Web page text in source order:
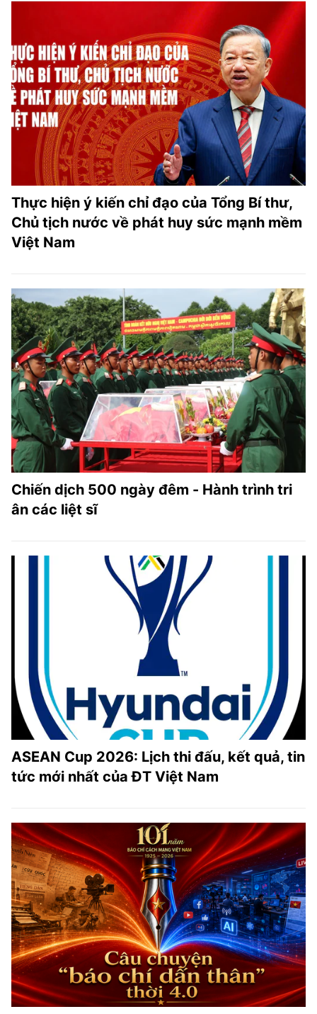
Thực hiện ý kiến chỉ đạo của Tổng Bí thư,
Chủ tịch nước về phát huy sức mạnh mềm
Việt Nam
Chiến dịch 500 ngày đêm - Hành trình tri
ân các liệt sĩ
ASEAN Cup 2026: Lịch thi đấu, kết quả, tin
tức mới nhất của ĐT Việt Nam